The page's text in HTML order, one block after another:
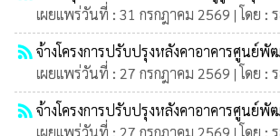
เผยแพร่วันที่ : 31 กรกฎาคม 2569 | โดย :
rss_feedจ้างโครงการปรับปรุงหลังคาอาคารศูนย์พัฒ
เผยแพร่วันที่ : 27 กรกฎาคม 2569 | โดย :
rss_feedจ้างโครงการปรับปรุงหลังคาอาคารศูนย์พัฒ
เผยแพร่วันที่ : 27 กรกฎาคม 2569 | โดย :